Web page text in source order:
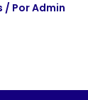
/ PorAdmin